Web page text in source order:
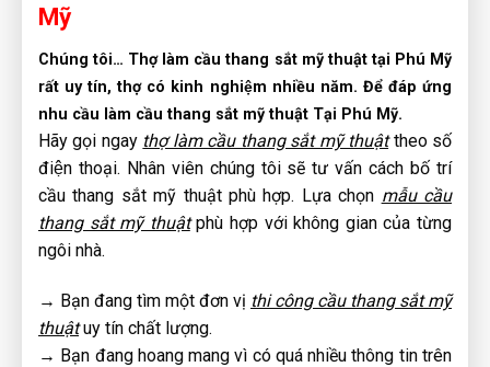
Mỹ
Chúng tôi… Thợ làm cầu thang sắt mỹ thuật tại Phú Mỹ
rất uy tín, thợ có kinh nghiệm nhiều năm. Để đáp ứng
nhu cầu làm cầu thang sắt mỹ thuật Tại Phú Mỹ.
Hãy gọi ngay thợ làm cầu thang sắt mỹ thuậttheo số
điện thoại. Nhân viên chúng tôi sẽ tư vấn cách bố trí
cầu thang sắt mỹ thuật phù hợp. Lựa chọn mẫu cầu
thang sắt mỹ thuậtphù hợp với không gian của từng
ngôi nhà.
→ Bạn đang tìm một đơn vị thi công cầu thang sắt mỹ
thuậtuy tín chất lượng.
→ Bạn đang hoang mang vì có quá nhiều thông tin trên